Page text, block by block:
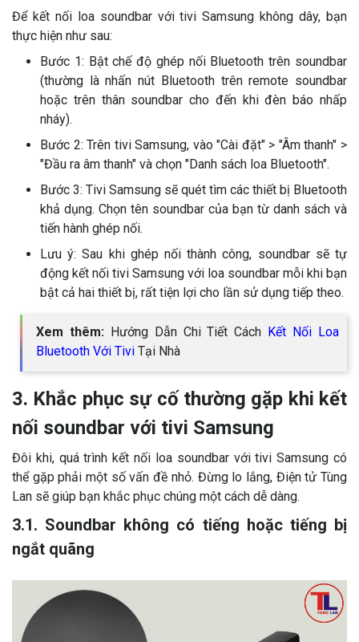
Để kết nối loa soundbar với tivi Samsung không dây, bạn
thực hiện như sau:
Bước 1: Bật chế độ ghép nối Bluetooth trên soundbar
(thường là nhấn nút Bluetooth trên remote soundbar
hoặc trên thân soundbar cho đến khi đèn báo nhấp
nháy).
Bước 2: Trên tivi Samsung, vào "Cài đặt" > "Âm thanh" >
"Đầu ra âm thanh" và chọn "Danh sách loa Bluetooth".
Bước 3: Tivi Samsung sẽ quét tìm các thiết bị Bluetooth
khả dụng. Chọn tên soundbar của bạn từ danh sách và
tiến hành ghép nối.
Lưu ý: Sau khi ghép nối thành công, soundbar sẽ tự
động kết nối tivi Samsung với loa soundbar mỗi khi bạn
bật cả hai thiết bị, rất tiện lợi cho lần sử dụng tiếp theo.
Xem thêm:Hướng Dẫn Chi Tiết Cách Kết Nối Loa
Bluetooth Với Tivi Tại Nhà
3. Khắc phục sự cố thường gặp khi kết
nối soundbar với tivi Samsung
Đôi khi, quá trình kết nối loa soundbar với tivi Samsung có
thể gặp phải một số vấn đề nhỏ. Đừng lo lắng, Điện tử Tùng
Lan sẽ giúp bạn khắc phục chúng một cách dễ dàng.
3.1. Soundbar không có tiếng hoặc tiếng bị
ngắt quãng